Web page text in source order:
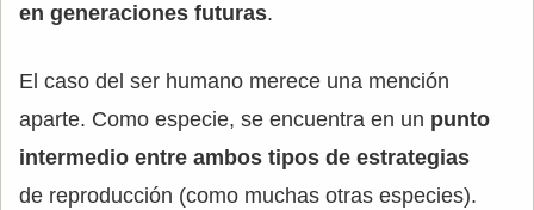
en generaciones futuras.
El caso del ser humano merece una mención
aparte. Como especie, se encuentra en un punto
intermedio entre ambos tipos de estrategias
de reproducción (como muchas otras especies).